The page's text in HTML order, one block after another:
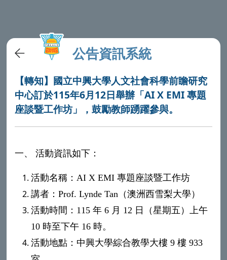
公告資訊系統
【轉知】國立中興大學人文社會科學前瞻研究
中心訂於115年6月12日舉辦「AI X EMI 專題
座談暨工作坊」，鼓勵教師踴躍參與。
一、 活動資訊如下：
活動名稱： AI X EMI專題座談暨工作坊
講者：Prof. Lynde Tan （澳洲西雪梨大學）
活動時間： 115年 6 月 12 日（星期五）上午
10 時至下午 16 時。
活動地點：中興大學綜合教學大樓 9樓 933